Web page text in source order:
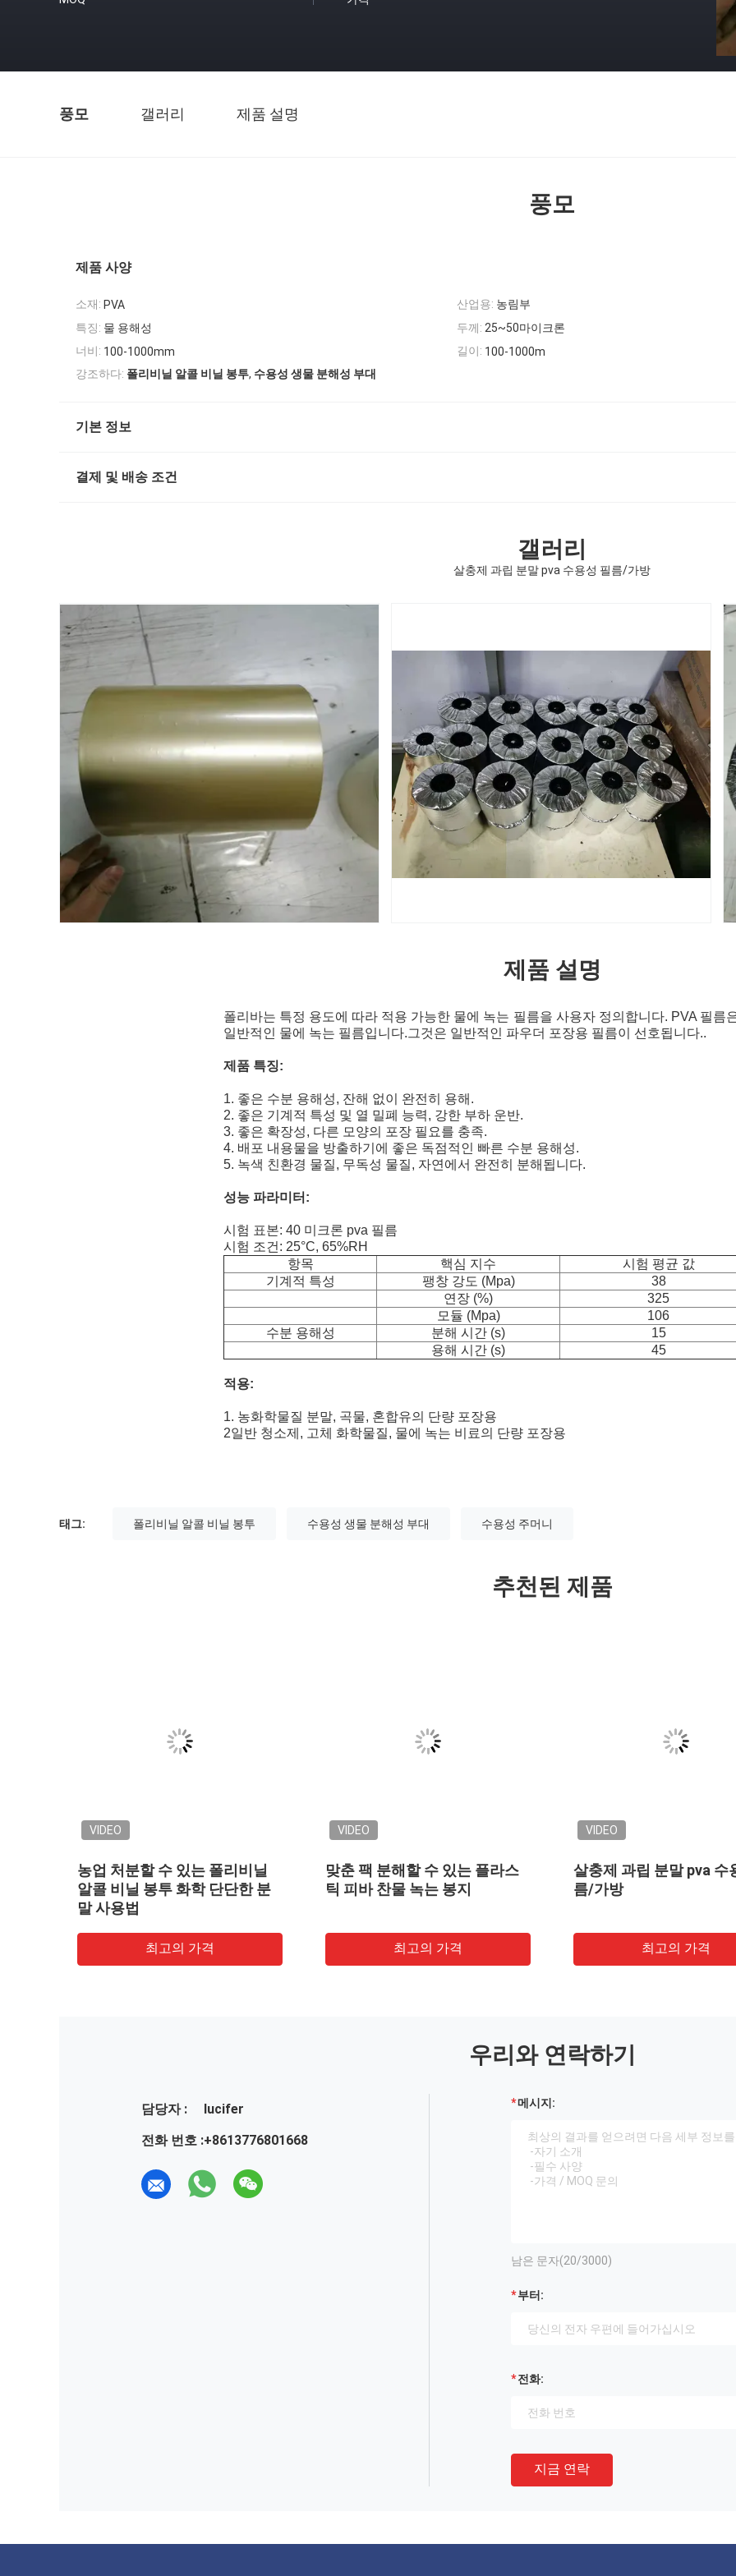
풍모 갤러리 제품 설명
풍모
제품 사양
소재: PVA 산업용: 농림부
특징: 물 용해성 두께: 25~50마이크론
너비: 100-1000mm 길이: 100-1000m
강조하다: 폴리비닐 알콜 비닐 봉투, 수용성 생물 분해성 부대
기본 정보
결제 및 배송 조건
갤러리
살충제 과립 분말 pva 수용성 필름/가방
제품 설명
폴리바는 특정 용도에 따라 적용 가능한 물에 녹는 필름을 사용자 정의합니다. PVA 필름
일반적인 물에 녹는 필름입니다.그것은 일반적인 파우더 포장용 필름이 선호됩니다..
제품 특징:
1. 좋은 수분 용해성, 잔해 없이 완전히 용해.
2. 좋은 기계적 특성 및 열 밀폐 능력, 강한 부하 운반.
3. 좋은 확장성, 다른 모양의 포장 필요를 충족.
4. 배포 내용물을 방출하기에 좋은 독점적인 빠른 수분 용해성.
5. 녹색 친환경 물질, 무독성 물질, 자연에서 완전히 분해됩니다.
성능 파라미터:
시험 표본: 40 미크론 pva 필름
시험 조건: 25°C, 65%RH
항목
핵심 지수
시험 평균 값
기계적 특성
팽창 강도 (Mpa)
38
연장 (%)
325
모듈 (Mpa)
106
수분 용해성
분해 시간 (s)
15
용해 시간 (s)
45
적용:
1. 농화학물질 분말, 곡물, 혼합유의 단량 포장용
2일반 청소제, 고체 화학물질, 물에 녹는 비료의 단량 포장용
태그: 폴리비닐 알콜 비닐 봉투 수용성 생물 분해성 부대 수용성 주머니
추천된 제품
VIDEO
농업 처분할 수 있는 폴리비닐
알콜 비닐 봉투 화학 단단한 분
말 사용법
최고의 가격
VIDEO
맞춘 팩 분해할 수 있는 플라스
틱 피바 찬물 녹는 봉지
최고의 가격
VIDEO
살충제 과립 분말 pva 수
름/가방
최고의 가격
우리와 연락하기
담당자 :
lucifer
전화 번호 :+8613776801668
메시지:
남은 문자(20/3000)
부터:
전화:
지금 연락